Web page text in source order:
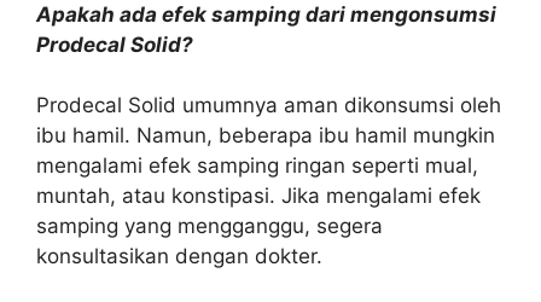
Apakah ada efek samping dari mengonsumsi
Prodecal Solid?
Prodecal Solid umumnya aman dikonsumsi oleh
ibu hamil. Namun, beberapa ibu hamil mungkin
mengalami efek samping ringan seperti mual,
muntah, atau konstipasi. Jika mengalami efek
samping yang mengganggu, segera
konsultasikan dengan dokter.